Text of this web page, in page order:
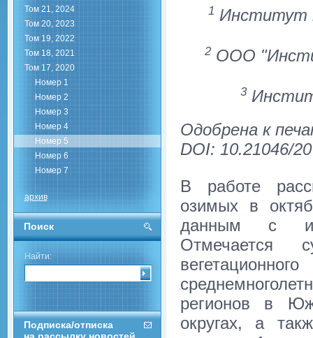
Том 21, 2024
Том 20, 2023
Том 19, 2022
Том 18, 2021
Том 17, 2020
Номер 1
Номер 2
Номер 3
Номер 4
Номер 5
Номер 6
Номер 7
архив
Поиск
Найти:
Подписка/отписка
1 Институт
2ООО
3
Одобрена к
DOI: 10.21046/
В работе
озимых в
данным с
Отмечается
регионов в
округах, а